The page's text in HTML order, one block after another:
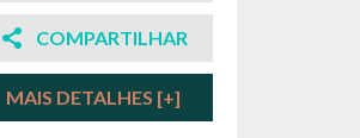
COMPARTILHAR
MAIS DETALHES [+]